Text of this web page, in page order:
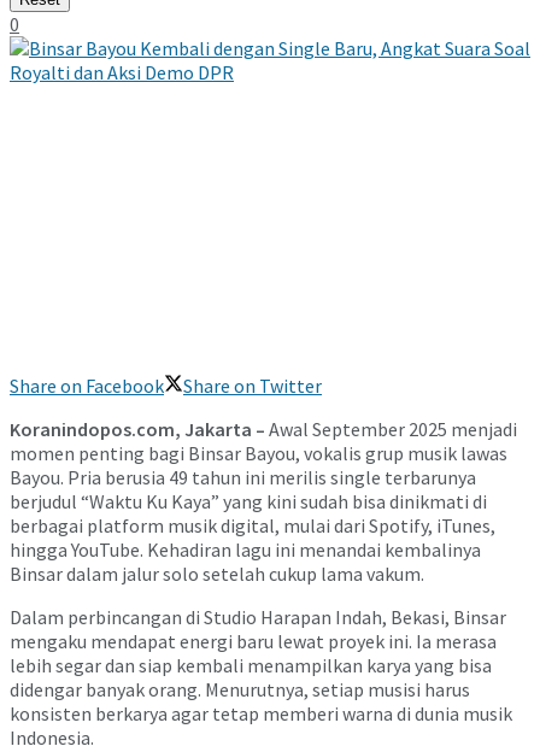
0
Share on Facebook
Share on Twitter
Koranindopos.com, Jakarta – Awal September 2025 menjadi
momen penting bagi Binsar Bayou, vokalis grup musik lawas
Bayou. Pria berusia 49 tahun ini merilis single terbarunya
berjudul “Waktu Ku Kaya” yang kini sudah bisa dinikmati di
berbagai platform musik digital, mulai dari Spotify, iTunes,
hingga YouTube. Kehadiran lagu ini menandai kembalinya
Binsar dalam jalur solo setelah cukup lama vakum.
Dalam perbincangan di Studio Harapan Indah, Bekasi, Binsar
mengaku mendapat energi baru lewat proyek ini. Ia merasa
lebih segar dan siap kembali menampilkan karya yang bisa
didengar banyak orang. Menurutnya, setiap musisi harus
konsisten berkarya agar tetap memberi warna di dunia musik
Indonesia.